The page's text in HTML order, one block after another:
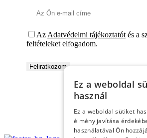
Az Adatvédelmi tájékoztatót és a
feltételeket elfogadom.
Ez a weboldal
használ
Ez a weboldal sütiket
élmény javítása
használatával Ön